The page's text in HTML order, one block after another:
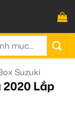
Suzuki
Lắp